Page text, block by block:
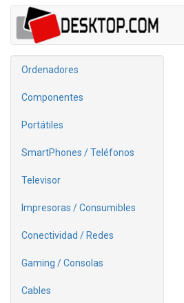
Ordenadores
Componentes
Portátiles
SmartPhones / Teléfonos
Televisor
Impresoras / Consumibles
Conectividad / Redes
Gaming / Consolas
Cables